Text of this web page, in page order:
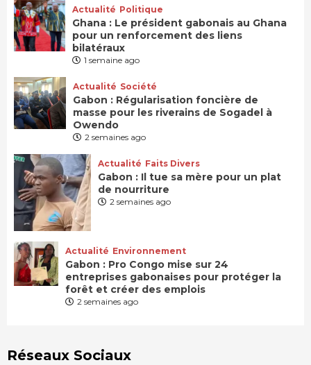
Actualité Politique
Ghana : Le président gabonais au Ghana
pour un renforcement des liens
bilatéraux
1 semaine ago
Actualité Société
Gabon : Régularisation foncière de
masse pour les riverains de Sogadel à
Owendo
2 semaines ago
Actualité Faits Divers
Gabon : Il tue sa mère pour un plat
de nourriture
2 semaines ago
Actualité Environnement
Gabon : Pro Congo mise sur 24
entreprises gabonaises pour protéger la
forêt et créer des emplois
2 semaines ago
Réseaux Sociaux